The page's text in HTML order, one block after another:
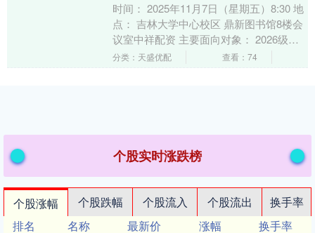
时间： 2025年11月7日（星期五）8:30 地
点： 吉林大学中心校区 鼎新图书馆8楼会
议室中祥配资 主要面向对象： 2026级博
士生（含直博、硕转博、普博，....
分类：天盛优配 查看：74
个股实时涨跌榜
个股涨幅 个股跌幅 个股流入 个股流出
换手率
排名
名称 最新价 涨幅 换手率